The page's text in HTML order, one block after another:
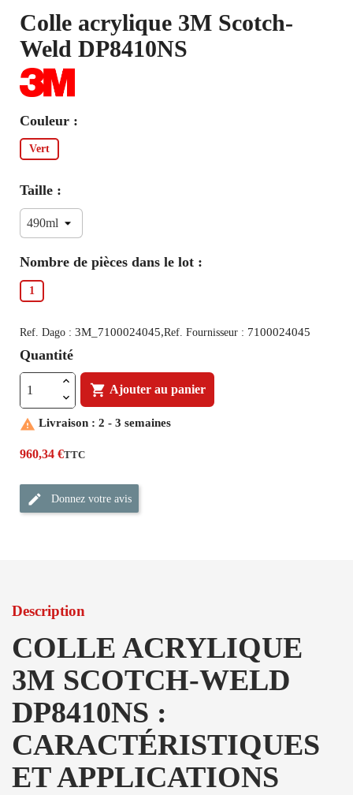
Colle acrylique 3M Scotch-
Weld DP8410NS
Couleur :
Vert
Taille :
Nombre de pièces dans le lot :
1
Ref. Dago : 3M_7100024045,Ref. Fournisseur : 7100024045
Quantité
 Ajouter au panier
 Livraison : 2 - 3 semaines
960,34 €TTC
Donnez votre avis
Description
COLLE ACRYLIQUE
3M SCOTCH-WELD
DP8410NS :
CARACTÉRISTIQUES
ET APPLICATIONS